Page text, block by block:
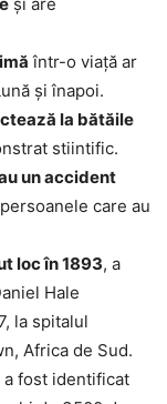
şi are
într-o viaţă ar
şi înapoi.
la bătăile
stiintific.
un accident
care au
loc în 1893, a
Hale
la spitalul
Africa de Sud.
a fost identificat